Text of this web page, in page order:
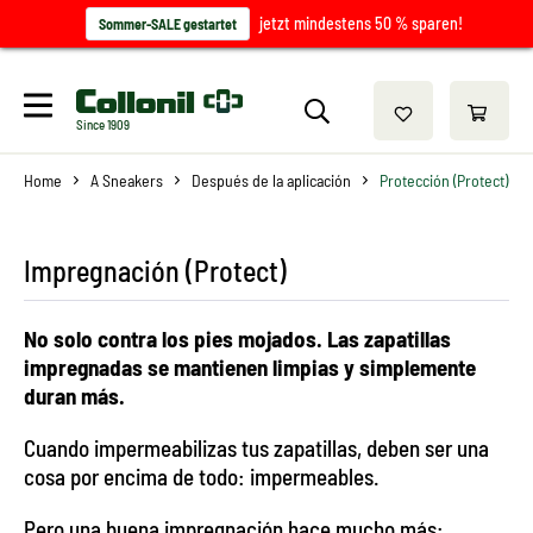
Sommer-SALE gestartet jetzt mindestens 50 % sparen!
Since 1909
Home A Sneakers Después de la aplicación Protección (Protect)
Impregnación (Protect)
No solo contra los pies mojados. Las zapatillas
impregnadas se mantienen limpias y simplemente
duran más.
Cuando impermeabilizas tus zapatillas, deben ser una
cosa por encima de todo: impermeables.